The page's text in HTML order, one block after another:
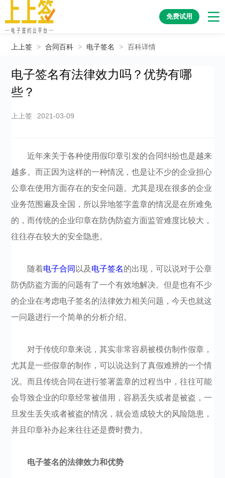
免费试用
上上签 > 合同百科 > 电子签名 > 百科详情
电子签名有法律效力吗？优势有哪
些？
上上签 2021-03-09
近年来关于各种使用假印章引发的合同纠纷也是越来
越多。而正因为这样的一种情况，也是让不少的企业担心
公章在使用方面存在的安全问题。尤其是现在很多的企业
业务范围遍及全国，所以异地签字盖章的情况是在所难免
的，而传统的企业印章在防伪防盗方面监管难度比较大，
往往存在较大的安全隐患。
随着电子合同 以及 电子签名的出现，可以说对于公章
防伪防盗方面的问题有了一个有效地解决。但是也有不少
的企业在考虑电子签名的法律效力相关问题，今天也就这
一问题进行一个简单的分析介绍。
对于传统印章来说，其实非常容易被模仿制作假章，
尤其是一些假章的制作，可以说达到了真假难辨的一个情
况。而且传统合同在进行签署盖章的过程当中，往往可能
会导致企业的印章经常被借用，容易丢失或者是被盗，一
旦发生丢失或者被盗的情况，就会造成较大的风险隐患，
并且印章补办起来往往还是费时费力。
电子签名的法律效力和优势